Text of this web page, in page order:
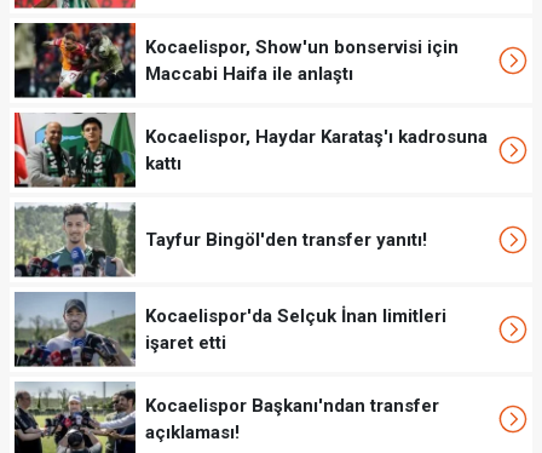
Kocaelispor, Show'un bonservisi için
Maccabi Haifa ile anlaştı
Kocaelispor, Haydar Karataş'ı kadrosuna
kattı
Tayfur Bingöl'den transfer yanıtı!
Kocaelispor'da Selçuk İnan limitleri
işaret etti
Kocaelispor Başkanı'ndan transfer
açıklaması!